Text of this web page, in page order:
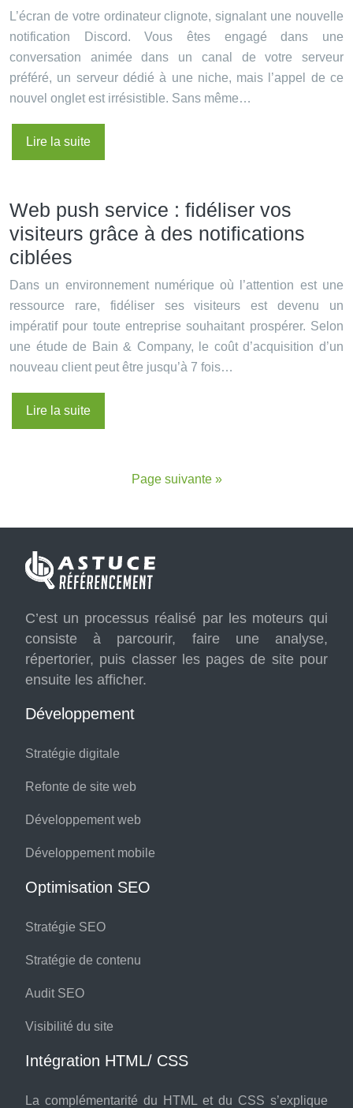
L’écran de votre ordinateur clignote, signalant une nouvelle
notification Discord. Vous êtes engagé dans une
conversation animée dans un canal de votre serveur
préféré, un serveur dédié à une niche, mais l’appel de ce
nouvel onglet est irrésistible. Sans même…
Lire la suite
Web push service : fidéliser vos
visiteurs grâce à des notifications
ciblées
Dans un environnement numérique où l’attention est une
ressource rare, fidéliser ses visiteurs est devenu un
impératif pour toute entreprise souhaitant prospérer. Selon
une étude de Bain & Company, le coût d’acquisition d’un
nouveau client peut être jusqu’à 7 fois…
Lire la suite
Page suivante »
C’est un processus réalisé par les moteurs qui
consiste à parcourir, faire une analyse,
répertorier, puis classer les pages de site pour
ensuite les afficher.
Développement
Stratégie digitale
Refonte de site web
Développement web
Développement mobile
Optimisation SEO
Stratégie SEO
Stratégie de contenu
Audit SEO
Visibilité du site
Intégration HTML/ CSS
La complémentarité du HTML et du CSS s’explique